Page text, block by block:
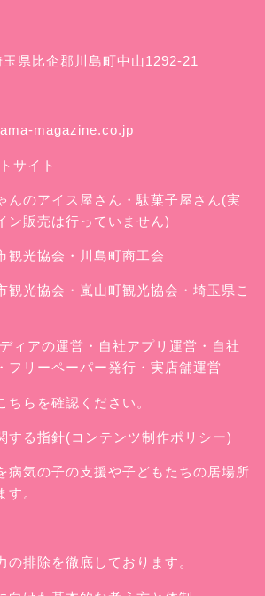
県比企郡川島町中山1292-21
magazine.co.jp
サイト
んのアイス屋さん ・駄菓子屋さん(実
ン販売は行っていません)
観光協会・川島町商工会
観光協会・嵐山町観光協会・埼玉県こ
ィアの運営・自社アプリ運営・自社
フリーペーパー発行・実店舗運営
ちらを確認ください。
する指針(コンテンツ制作ポリシー)
病気の子の支援や子どもたちの居場所
。
の排除を徹底しております。